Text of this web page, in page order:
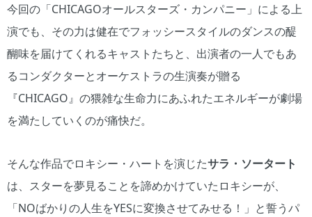
今回の「CHICAGOオールスターズ・カンパニー」による上
演でも、その力は健在でフォッシースタイルのダンスの醍
醐味を届けてくれるキャストたちと、出演者の一人でもあ
るコンダクターとオーケストラの生演奏が贈る
『CHICAGO』の猥雑な生命力にあふれたエネルギーが劇場
を満たしていくのが痛快だ。
そんな作品でロキシー・ハートを演じたサラ・ソータート
は、スターを夢見ることを諦めかけていたロキシーが、
「NOばかりの人生をYESに変換させてみせる！」と誓うパ